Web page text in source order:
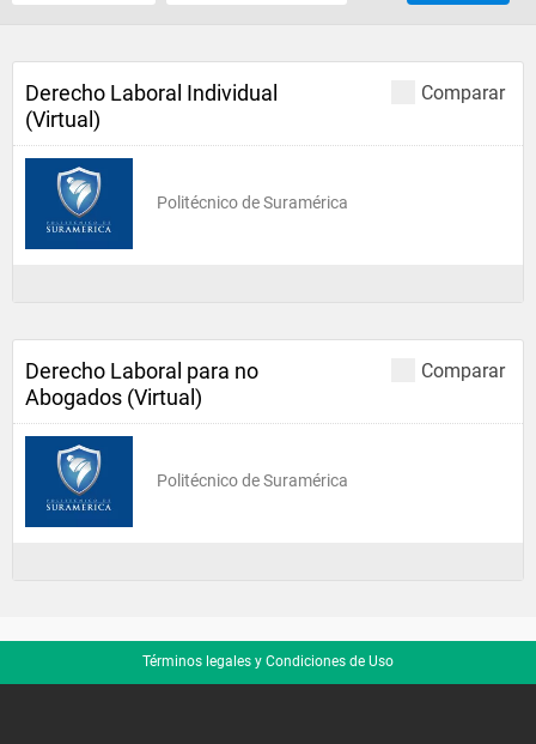
Comparar
Derecho Laboral Individual
(Virtual)
Politécnico de Suramérica
Comparar
Derecho Laboral para no
Abogados (Virtual)
Politécnico de Suramérica
Términos legales y Condiciones de Uso